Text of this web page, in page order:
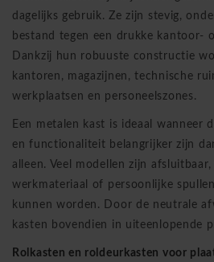
dagelijks gebruik. Ze zijn stevig,
bestand tegen een drukke kantoor-
Dankzij hun robuuste constructie
kantoren, magazijnen, technische
werkplaatsen en personeelszones.
Een metalen kast is ideaal wanneer
en functionaliteit belangrijker zijn
alleen. Veel modellen zijn
werkmateriaal of persoonlijke
kunnen worden. Door de neutrale
kasten bovendien in uiteenlopende
Rolkasten en roldeurkasten voor